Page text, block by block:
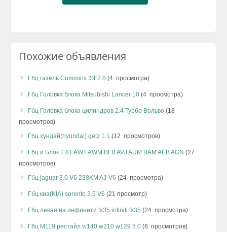
Похожие объявления
Гбц газель Cummins ISF2.8 (4 просмотра)
Гбц Головка блока Mitsubishi Lancer 10 (4 просмотра)
Гбц Головка блока цилиндров 2.4 Турбо Вольво (18
просмотров)
Гбц хундай(hyundai) getz 1.1 (12 просмотров)
Гбц и Блок 1.8T AWT AWM BFB AVJ AUM BAM AEB AGN (27
просмотров)
Гбц jaguar 3.0 V6 238KM AJ-V6 (24 просмотра)
Гбц киа(KIA) sorento 3.5 V6 (21 просмотр)
Гбц левая на инфинити fx35 infiniti fx35 (24 просмотра)
Гбц М119 рестайл w140 w210 w129 5.0 (6 просмотров)